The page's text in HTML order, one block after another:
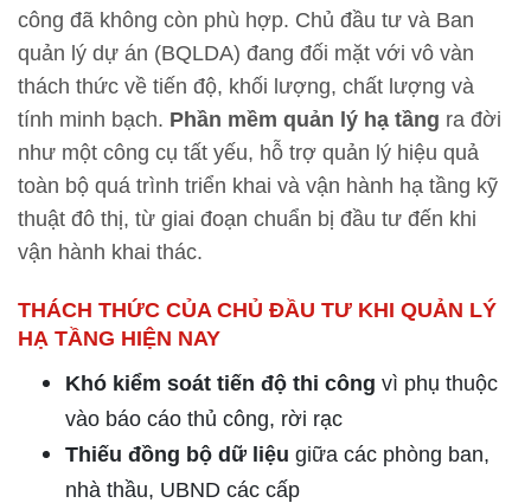
công đã không còn phù hợp. Chủ đầu tư và Ban
quản lý dự án (BQLDA) đang đối mặt với vô vàn
thách thức về tiến độ, khối lượng, chất lượng và
tính minh bạch. Phần mềm quản lý hạ tầng ra đời
như một công cụ tất yếu, hỗ trợ quản lý hiệu quả
toàn bộ quá trình triển khai và vận hành hạ tầng kỹ
thuật đô thị, từ giai đoạn chuẩn bị đầu tư đến khi
vận hành khai thác.
THÁCH THỨC CỦA CHỦ ĐẦU TƯ KHI QUẢN LÝ
HẠ TẦNG HIỆN NAY
Khó kiểm soát tiến độ thi công vì phụ thuộc
vào báo cáo thủ công, rời rạc
Thiếu đồng bộ dữ liệu giữa các phòng ban,
nhà thầu, UBND các cấp